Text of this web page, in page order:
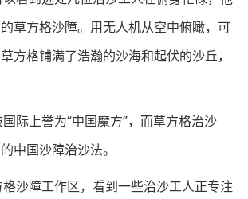
草方格沙障。用无人机从空中俯瞰，可
方格铺满了浩瀚的沙海和起伏的沙丘，
际上誉为“中国魔方”，而草方格治沙
中国沙障治沙法。
沙障工作区，看到一些治沙工人正专注